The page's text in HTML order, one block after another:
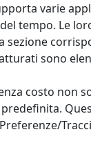
varie
tempo. Le
sezione
sono
costo non